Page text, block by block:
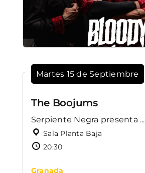
Martes 15 de Septiembre
The Boojums
Serpiente Negra presenta ...
Sala Planta Baja
20:30
Granada